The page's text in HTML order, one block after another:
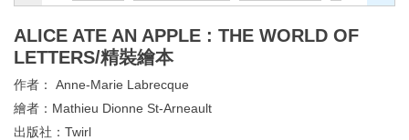
ALICE ATE AN APPLE : THE WORLD OF
LETTERS/精裝繪本
作者： Anne-Marie Labrecque
繪者： Mathieu Dionne St-Arneault
出版社： Twirl